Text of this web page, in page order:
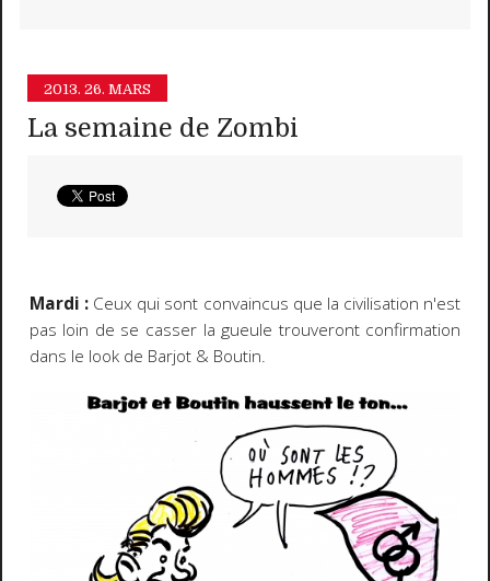
2013. 26. MARS
La semaine de Zombi
Mardi : Ceux qui sont convaincus que la civilisation n'est
pas loin de se casser la gueule trouveront confirmation
dans le look de Barjot & Boutin.